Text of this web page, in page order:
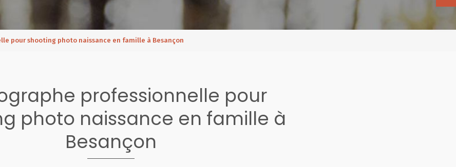
pour shooting photo naissance en famille à Besançon
professionnelle pour
photo naissance en famille à
Besançon